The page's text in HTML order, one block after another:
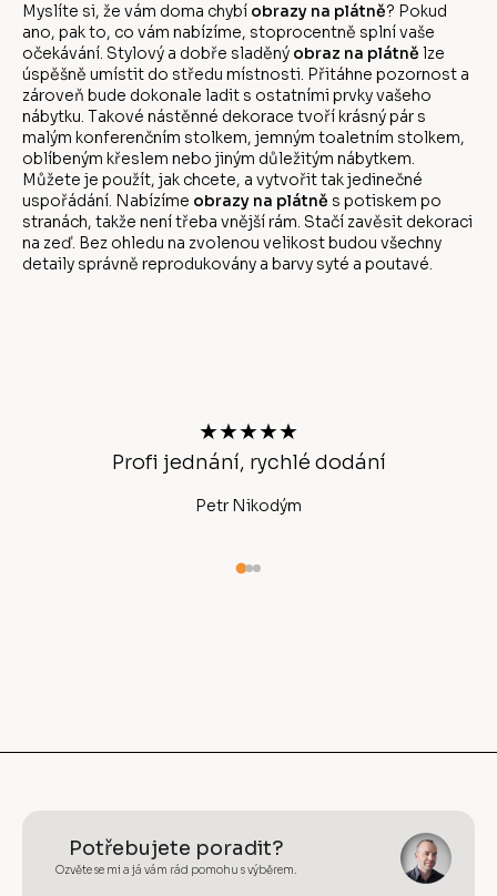
Myslíte si, že vám doma chybí obrazy na plátně? Pokud
ano, pak to, co vám nabízíme, stoprocentně splní vaše
očekávání. Stylový a dobře sladěný obraz na plátně lze
úspěšně umístit do středu místnosti. Přitáhne pozornost a
zároveň bude dokonale ladit s ostatními prvky vašeho
nábytku. Takové nástěnné dekorace tvoří krásný pár s
malým konferenčním stolkem, jemným toaletním stolkem,
oblíbeným křeslem nebo jiným důležitým nábytkem.
Můžete je použít, jak chcete, a vytvořit tak jedinečné
uspořádání. Nabízíme obrazy na plátně s potiskem po
stranách, takže není třeba vnější rám. Stačí zavěsit dekoraci
na zeď. Bez ohledu na zvolenou velikost budou všechny
detaily správně reprodukovány a barvy syté a poutavé.
★★★★★
Profi jednání, rychlé dodání
Petr Nikodým
Potřebujete poradit?
Ozvěte se mi a já vám rád pomohu s výběrem.